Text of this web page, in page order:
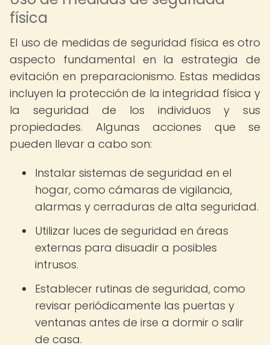
física
El uso de medidas de seguridad física es otro
aspecto fundamental en la estrategia de
evitación en preparacionismo. Estas medidas
incluyen la protección de la integridad física y
la seguridad de los individuos y sus
propiedades. Algunas acciones que se
pueden llevar a cabo son:
Instalar sistemas de seguridad en el
hogar, como cámaras de vigilancia,
alarmas y cerraduras de alta seguridad.
Utilizar luces de seguridad en áreas
externas para disuadir a posibles
intrusos.
Establecer rutinas de seguridad, como
revisar periódicamente las puertas y
ventanas antes de irse a dormir o salir
de casa.